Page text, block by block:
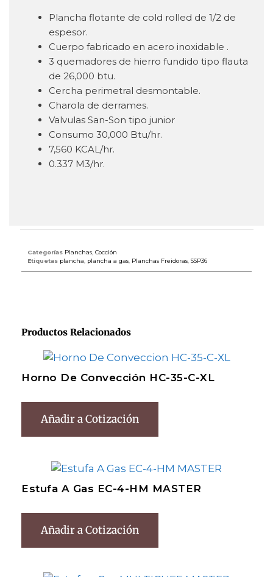
Plancha flotante de cold rolled de 1/2 de
espesor.
Cuerpo fabricado en acero inoxidable .
3 quemadores de hierro fundido tipo flauta
de 26,000 btu.
Cercha perimetral desmontable.
Charola de derrames.
Valvulas San-Son tipo junior
Consumo 30,000 Btu/hr.
7,560 KCAL/hr.
0.337 M3/hr.
Categorías Planchas Cocción
Etiquetas plancha plancha a gas Planchas Freidoras SSP36
Productos Relacionados
Horno De Convección HC-35-C-XL
Añadir a Cotización
Estufa A Gas EC-4-HM MASTER
Añadir a Cotización